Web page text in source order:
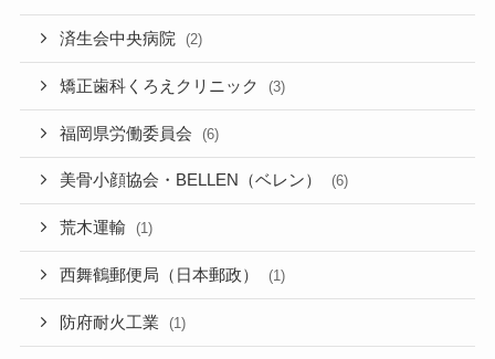
済生会中央病院 (2)
矯正歯科くろえクリニック (3)
福岡県労働委員会 (6)
美骨小顔協会・BELLEN（ベレン） (6)
荒木運輸 (1)
西舞鶴郵便局（日本郵政） (1)
防府耐火工業 (1)